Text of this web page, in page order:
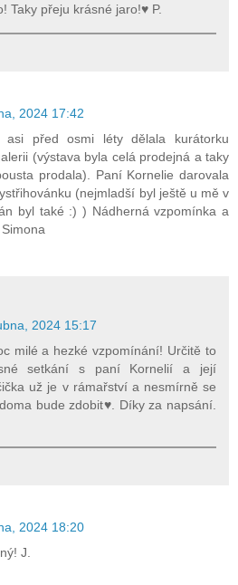
Taky přeju krásné jaro!♥ P.
2024 17:42
asi před osmi léty dělala kurátorku
(výstava byla celá prodejná a taky
prodala). Paní Kornelie darovala
(nejmladší byl ještě u mě v
byl také :) ) Nádherná vzpomínka a
2024 15:17
milé a hezké vzpomínání! Určitě to
setkání s paní Kornelií a její
už je v rámařství a nesmírně se
bude zdobit♥. Díky za napsání.
2024 18:20
J.